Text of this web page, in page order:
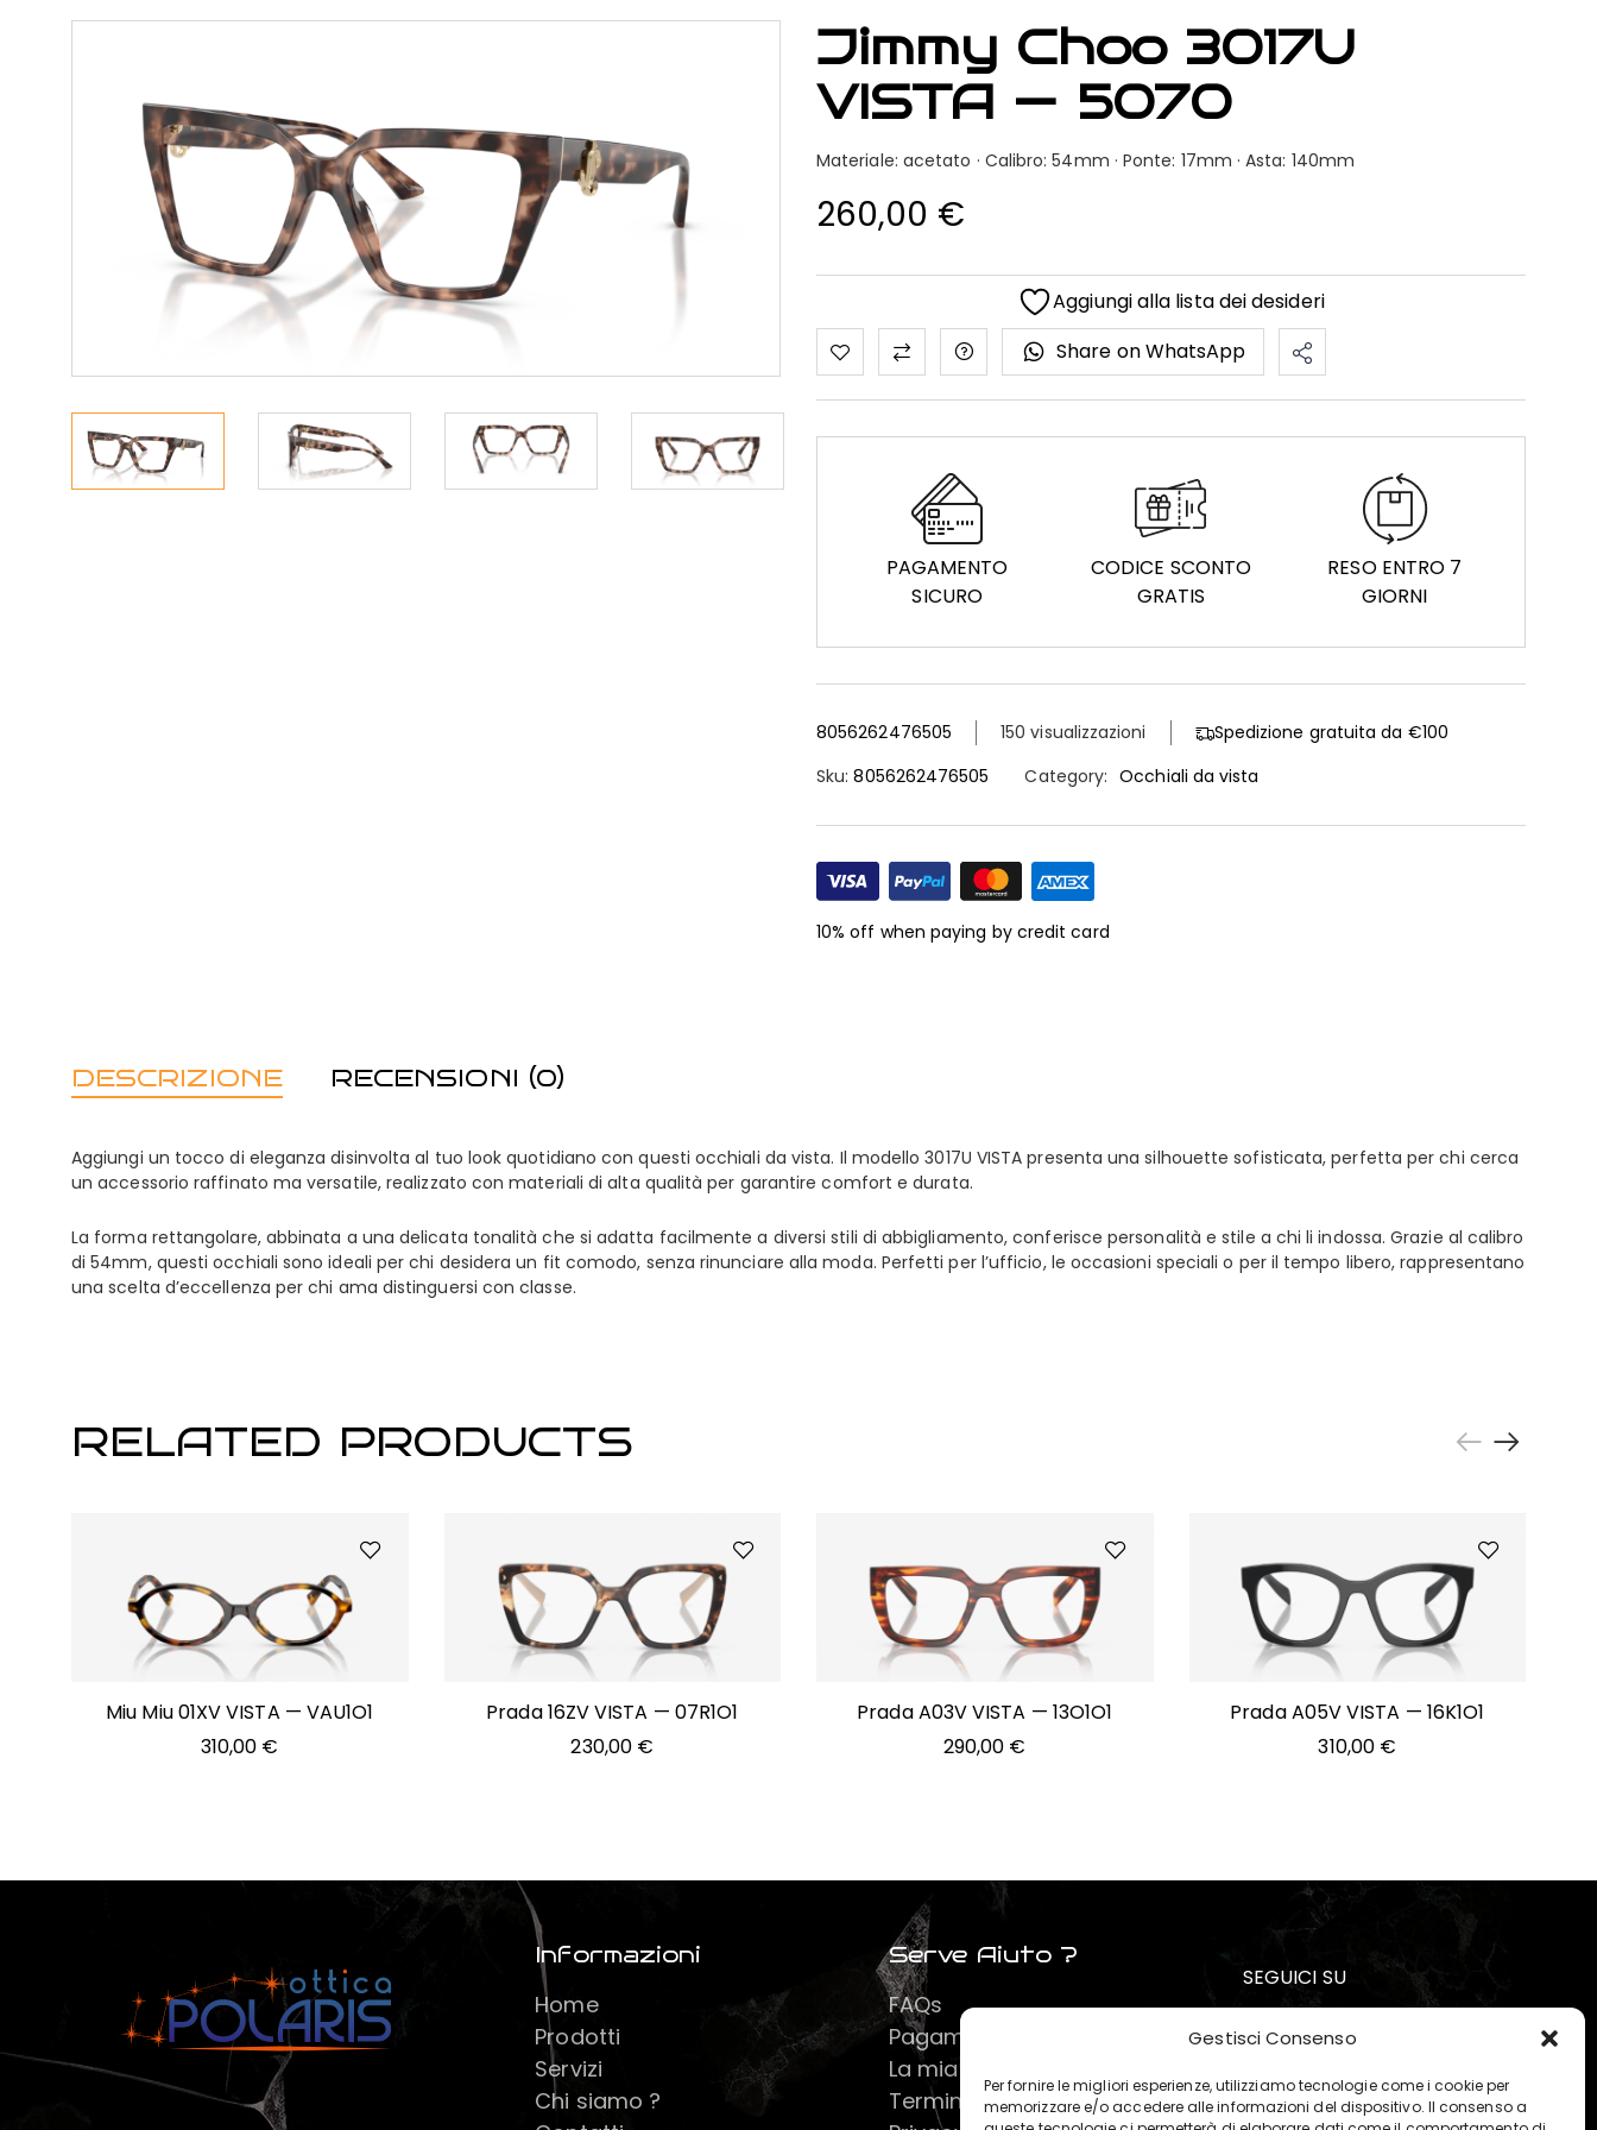
Gestisci Consenso
Per fornire le migliori esperienze, utilizziamo tecnologie come i cookie per
memorizzare e/o accedere alle informazioni del dispositivo. Il consenso a
Jimmy Choo 3017U
VISTA — 5070
Materiale: acetato · Calibro: 54mm · Ponte: 17mm · Asta: 140mm
260,00 €
Aggiungi alla lista dei desideri
Share on WhatsApp
PAGAMENTO
SICURO
CODICE SCONTO
GRATIS
RESO ENTRO 7
GIORNI
8056262476505 150 visualizzazioni
Spedizione gratuita da €100
Sku: 8056262476505 Category: Occhiali da vista
10% off when paying by credit card
DESCRIZIONE RECENSIONI (0)
Aggiungi un tocco di eleganza disinvolta al tuo look quotidiano con questi occhiali da vista. Il modello 3017U VISTA presenta una silhouette sofisticata, perfetta per chi cerca
un accessorio raffinato ma versatile, realizzato con materiali di alta qualità per garantire comfort e durata.
La forma rettangolare, abbinata a una delicata tonalità che si adatta facilmente a diversi stili di abbigliamento, conferisce personalità e stile a chi li indossa. Grazie al calibro
di 54mm, questi occhiali sono ideali per chi desidera un fit comodo, senza rinunciare alla moda. Perfetti per l’ufficio, le occasioni speciali o per il tempo libero, rappresentano
una scelta d’eccellenza per chi ama distinguersi con classe.
RELATED PRODUCTS
Miu Miu 01XV VISTA — VAU1O1
310,00 €
Prada 16ZV VISTA — 07R1O1
230,00 €
Prada A03V VISTA — 13O1O1
290,00 €
Prada A05V VISTA — 16K1O1
310,00 €
Informazioni
Home
Prodotti
Servizi
Chi siamo ?
Serve Aiuto ?
FAQs
Pagamenti
La mia spedizione
Termini e Confizioni
SEGUICI SU